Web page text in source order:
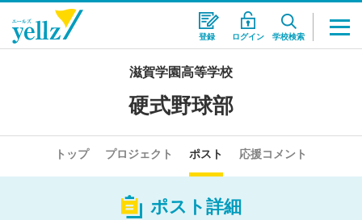
登録 ログイン 学校検索
滋賀学園高等学校
硬式野球部
トップ プロジェクト ポスト 応援コメント
ポスト詳細